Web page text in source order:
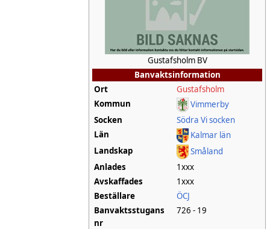
Gustafsholm BV
Banvaktsinformation
Ort
Gustafsholm
Kommun
Vimmerby
Socken
Södra Vi socken
Län
Kalmar län
Landskap
Småland
Anlades
1xxx
Avskaffades
1xxx
Beställare
ÖCJ
Banvaktsstugans
nr
726 - 19